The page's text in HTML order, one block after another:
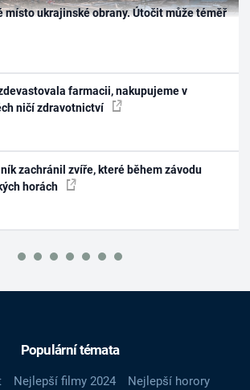
místo ukrajinské obrany. Útočit může téměř
farmacii, nakupujeme v
ničí zdravotnictví
zachránil zvíře, které během závodu
horách
Populární témata
Nejlepší filmy 2024
Nejlepší horory